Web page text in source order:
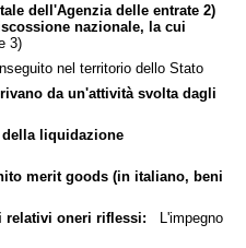
dell'Agenzia delle entrate 2)
nazionale, la cui
3)
nel territorio dello Stato
da un'attività svolta dagli
liquidazione
merit goods (in italiano, beni
relativi oneri riflessi: L'impegno